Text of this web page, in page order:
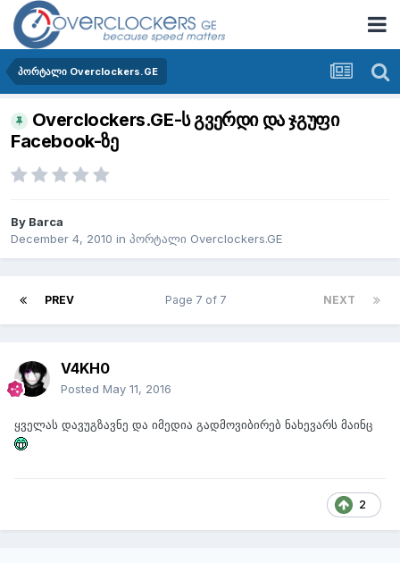
პორტალი Overclockers.GE
Overclockers.GE-ს გვერდი და ჯგუფი
Facebook-ზე
By Barca
December 4, 2010 in პორტალი Overclockers.GE
PREV NEXT
Page 7 of 7
V4KH0
Posted May 11, 2016
ყველას დავუგზავნე და იმედია გადმოვიბირებ ნახევარს მაინც
2